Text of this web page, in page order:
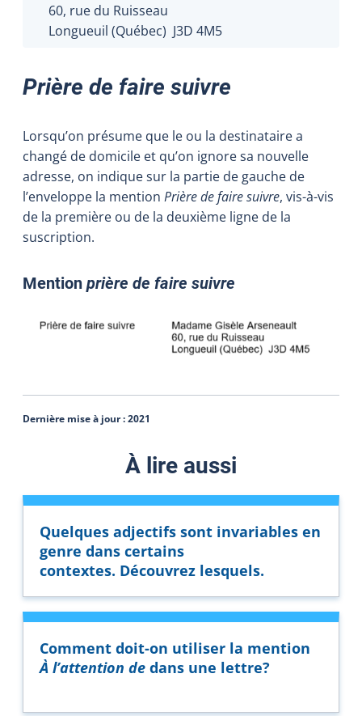
60, rue du Ruisseau
Longueuil (Québec) J3D 4M5
Prière de faire suivre
Lorsqu’on présume que le ou la destinataire a
changé de domicile et qu’on ignore sa nouvelle
adresse, on indique sur la partie de gauche de
l’enveloppe la mention Prière de faire suivre, vis-à-vis
de la première ou de la deuxième ligne de la
suscription.
Mention prière de faire suivre
Dernière mise à jour :2021
À lire aussi
Quelques adjectifs sont invariables en
genre dans certains
contextes. Découvrez lesquels.
Comment doit-on utiliser la mention
À l’attention de dans une lettre?